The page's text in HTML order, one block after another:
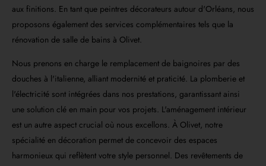
aux finitions. En tant que peintres décorateurs autour d'Orléans, nous
proposons également des services complémentaires tels que la
rénovation de salle de bains à Olivet.
Nous prenons en charge le remplacement de baignoires par des
douches à l'italienne, alliant modernité et praticité. La plomberie et
l'électricité sont intégrées dans nos prestations, garantissant ainsi
une solution clé en main pour vos projets. L'aménagement intérieur
est un autre aspect crucial où nous excellons. À Olivet, notre
spécialité en décoration permet de concevoir des espaces
harmonieux qui reflètent votre style personnel. Des revêtements de